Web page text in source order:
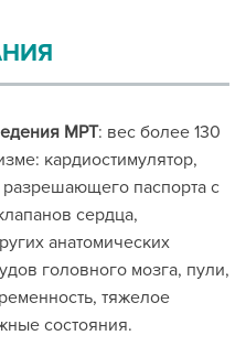
МРТ: вес более 130
кардиостимулятор,
разрешающего паспорта с
сердца,
анатомических
головного мозга, пули,
тяжелое
состояния.